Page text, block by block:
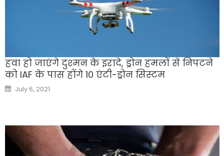
हवा हो जाएंगे दुश्‍मन के इरादे, ड्रोन हमलों से निपटने
को IAF के पास होंगे 10 एंटी-ड्रोन सिस्‍टम
Posted
on
July 6, 2021